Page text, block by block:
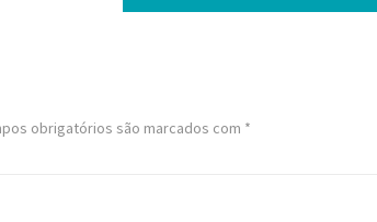
obrigatórios são marcados com *